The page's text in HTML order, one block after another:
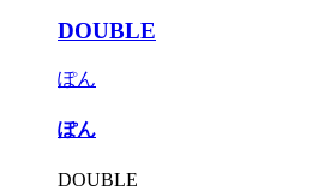
DOUBLE
ぽん
ぽん
DOUBLE